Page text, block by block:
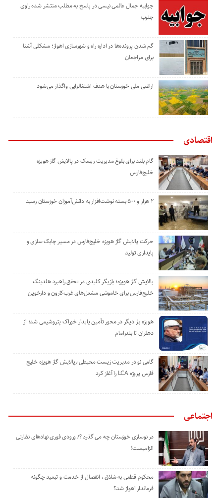
جوابیه جمال عالمی نیسی در پاسخ به مطلب منتشر شده راوی
جنوب
گم شدن پرونده‌ها در اداره راه و شهرسازی اهواز؛ مشکلی آشنا
برای مراجعان
اراضی ملی خوزستان با هدف اشتغالزایی واگذار می‌شود
اقتصادی
گام بلند برای بلوغ مدیریت ریسک در پالایش گاز هویزه
خلیج‌فارس
۲ هزار و ۵۰۰ بسته نوشت‌افزار به دانش‌آموزان خوزستان رسید
حرکت پالایش گاز هویزه خلیج‌فارس در مسیر چابک سازی و
پایداری تولید
پالایش گاز هویزه؛ بازیگر کلیدی در تحقق راهبرد هلدینگ
خلیج‌فارس برای خاموشی مشعل‌های غرب‌کارون و دارخوین
هویزه بار دیگر در محور تأمین پایدار خوراک پتروشیمی شد؛ از
دهلران تا بندرامام
گامی نو در مدیریت زیست ‌محیطی ٫پالایش گاز هویزه خلیج
‌فارس پروژه LCA را آغاز کرد
اجتماعی
در نوسازی خوزستان چه می گذرد ؟/ ورودی فوری نهادهای نظارتی
الزامیست!
محکوم قطعی به شلاق ، انفصال از خدمت و تبعید چگونه
فرماندار اهواز شد؟